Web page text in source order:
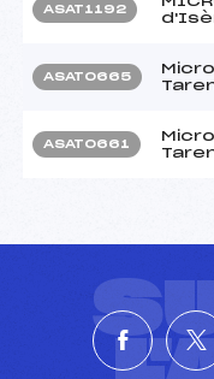
ASAT1192
ASAT0665
ASAT0661